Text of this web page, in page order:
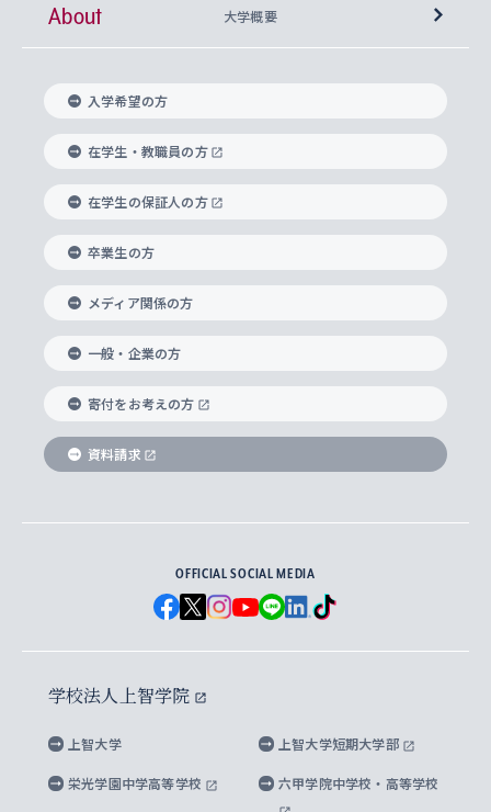
総合人間科学部
経済学部
外国語学部
総合グローバル学部
国際教養学部
理工学部
Futures） – 持続可能な未来を考える６学科連携
基盤教育センター
キリスト教人間学
身体知
思考と表現
データサイエンス
上智大学の語学教育
言語教育研究センター
上智大学のグローバル教育
グローバル教育センター
上智大学で学ぶ
海外で学ぶ
学びのサポート
大学院
神学研究科
実践宗教学研究科
総合人間科学研究科
経済学研究科
グローバル・スタディーズ研究科
助産学専攻科
生涯学習
中世思想研究所
国際言語情報研究所
グローバル・コンサーン研究所
比較文化研究所
ヨーロッパ研究所
アジア文化研究所
アメリカ・カナダ研究所
メディア・ジャーナリズム研究所
水稀少社会研究センター
先進機械・構造材料イノベーションセンター
産官学連携
知的財産
研究支援制度
重点領域研究・自由課題研究
研究活動に関する法令・研究費の使用について
課外活動
課外教育プログラム
ボランティア活動
グローバルな学びのコミュニティ
学生の相談窓口
心身の健康相談
ハラスメント防止の取り組み
障がいのある学生への支援
キャリア形成サポート
キャリア形成支援プログラム
就職（内定先）・進路統計
企業の採用ご担当者様へのご案内
住まいのサポート
上智大学で取得できる学位
入れの方針）
科目等履修生
研究生・外国人特別研究生・国費留学生
交換留学生(海外大学から上智大学で学ぶ)
ノンディグリー生
Sophia Short-term Program受講生
学費・奨学金
学部入学前に出願する奨学金
国による高等教育の修学支援新制度
大学院生対象の奨学金
海外留学する際の費用と奨学金
About 大学概要
理事長・学長メッセージ
学長・副学長紹介
上智大学の精神
上智大学の理念
上智大学の沿革
ソフィア・アーカイブズ
上智大学とカトリック
グローバルエンゲージメント
上智大学を訪れた世界の知性
国連Weeks・アフリカWeeks
ダイバーシティ＆サステナビリティへの取り組み
上智大学公式ソーシャルメディア
学校法人上智学院について
数字で見る上智大学
上智大学のネットワーク
父母・保証人とのネットワーク
学外とのネットワーク
上智大学の出版物
上智大学大学案内・大学院案内
英文広報誌 SOPHIA magazine
上智大学のビジュアル・アイデンティティ
上智大学ビジュアル・アイデンティティ
上智大学校歌 ・上智大学学生歌
上智大学への取材・キャンパスでの撮影について
上智大学の公開情報
上智大学の教育研究活動等の情報公表
キャンパス案内
入学希望の方
在学生・教職員の方
在学生の保証人の方
卒業生の方
メディア関係の方
一般・企業の方
寄付をお考えの方
資料請求
OFFICIAL SOCIAL MEDIA
学校法人上智学院
上智大学 上智大学短期大学部
栄光学園中学高等学校 六甲学院中学校・高等学校